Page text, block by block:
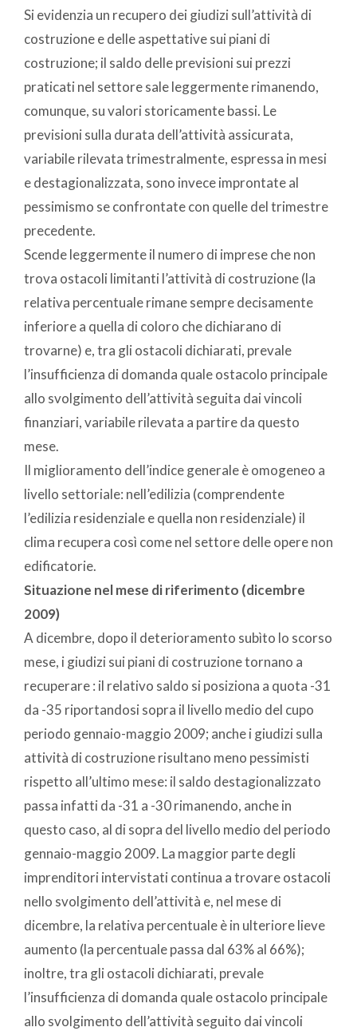
Si evidenzia un recupero dei giudizi sull’attività di
costruzione e delle aspettative sui piani di
costruzione; il saldo delle previsioni sui prezzi
praticati nel settore sale leggermente rimanendo,
comunque, su valori storicamente bassi. Le
previsioni sulla durata dell’attività assicurata,
variabile rilevata trimestralmente, espressa in mesi
e destagionalizzata, sono invece improntate al
pessimismo se confrontate con quelle del trimestre
precedente.
Scende leggermente il numero di imprese che non
trova ostacoli limitanti l’attività di costruzione (la
relativa percentuale rimane sempre decisamente
inferiore a quella di coloro che dichiarano di
trovarne) e, tra gli ostacoli dichiarati, prevale
l’insufficienza di domanda quale ostacolo principale
allo svolgimento dell’attività seguita dai vincoli
finanziari, variabile rilevata a partire da questo
mese.
Il miglioramento dell’indice generale è omogeneo a
livello settoriale: nell’edilizia (comprendente
l’edilizia residenziale e quella non residenziale) il
clima recupera così come nel settore delle opere non
edificatorie.
Situazione nel mese di riferimento (dicembre
2009)
A dicembre, dopo il deterioramento subìto lo scorso
mese, i giudizi sui piani di costruzione tornano a
recuperare : il relativo saldo si posiziona a quota -31
da -35 riportandosi sopra il livello medio del cupo
periodo gennaio-maggio 2009; anche i giudizi sulla
attività di costruzione risultano meno pessimisti
rispetto all’ultimo mese: il saldo destagionalizzato
passa infatti da -31 a -30 rimanendo, anche in
questo caso, al di sopra del livello medio del periodo
gennaio-maggio 2009. La maggior parte degli
imprenditori intervistati continua a trovare ostacoli
nello svolgimento dell’attività e, nel mese di
dicembre, la relativa percentuale è in ulteriore lieve
aumento (la percentuale passa dal 63% al 66%);
inoltre, tra gli ostacoli dichiarati, prevale
l’insufficienza di domanda quale ostacolo principale
allo svolgimento dell’attività seguito dai vincoli